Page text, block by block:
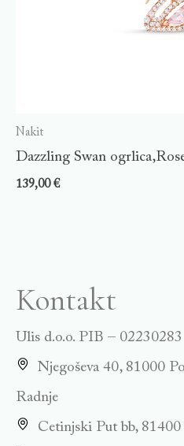
Nakit
Dazzling Swan
139,00€
Kontakt
Ulis d.o.o. PIB – 02230283
Njegoševa 40, 81000
Radnje
Cetinjski Put bb,